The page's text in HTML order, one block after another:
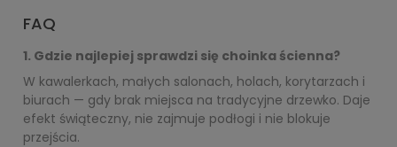
FAQ
1. Gdzie najlepiej sprawdzi się choinka ścienna?
W kawalerkach, małych salonach, holach, korytarzach i
biurach — gdy brak miejsca na tradycyjne drzewko. Daje
efekt świąteczny, nie zajmuje podłogi i nie blokuje
przejścia.